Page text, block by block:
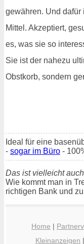
gewähren. Und dafür
Mittel. Akzeptiert,
es, was sie so
Sie ist der nahezu
Obstkorb, sondern
Ideal für eine
- sogar im Büro -
Das ist vielleicht
Wie kommt man in
richtigen Bank und
Home |
Kleinanzeigen |